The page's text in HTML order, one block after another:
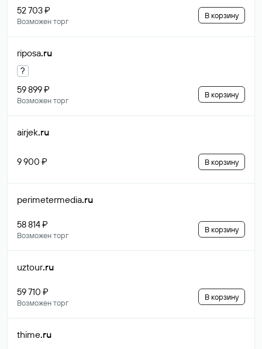
52 703 ₽
Возможен торг
В корзину
riposa.ru
?
59 899 ₽
Возможен торг
В корзину
airjek.ru
9 900 ₽ В корзину
perimetermedia.ru
58 814 ₽
Возможен торг
В корзину
uztour.ru
59 710 ₽
Возможен торг
В корзину
thime.ru